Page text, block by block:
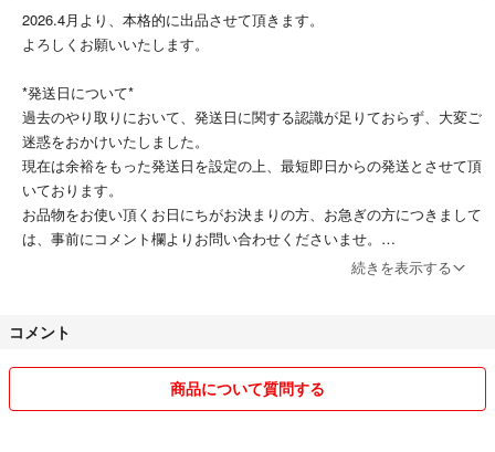
2026.4月より、本格的に出品させて頂きます。
よろしくお願いいたします。
*発送日について*
過去のやり取りにおいて、発送日に関する認識が足りておらず、大変ご
迷惑をおかけいたしました。
現在は余裕をもった発送日を設定の上、最短即日からの発送とさせて頂
いております。
お品物をお使い頂くお日にちがお決まりの方、お急ぎの方につきまして
は、事前にコメント欄よりお問い合わせくださいませ。
続きを表示する
コメント
商品について質問する